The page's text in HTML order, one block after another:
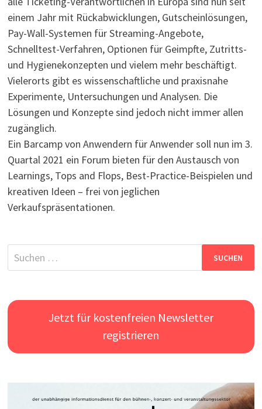
einem Jahr mit Rückabwicklungen, Gutscheinlösungen,
Pay-Wall-Systemen für Streaming-Angebote,
Schnelltest-Verfahren, Optionen für Geimpfte, Zutritts-
und Hygienekonzepten und vielem mehr beschäftigt.
Vielerorts gibt es wissenschaftliche und praxisnahe
Experimente, Untersuchungen und Analysen. Die
Lösungen und Konzepte sind jedoch nicht immer allen
zugänglich.
Ein Barcamp von Anwendern für Anwender soll nun im 3.
Quartal 2021 ein Forum bieten für den Austausch von
Learnings, Tops and Flops, Best-Practice-Beispielen und
kreativen Ideen – frei von jeglichen
Verkaufspräsentationen.
Suchen
nach:
Jetzt für kostenfreien Newsletter
registrieren